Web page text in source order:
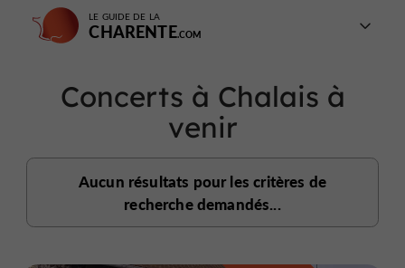
LE GUIDE DE LA
CHARENTE
Concerts à Chalais à
venir
Aucun résultats pour les critères de
recherche demandés...